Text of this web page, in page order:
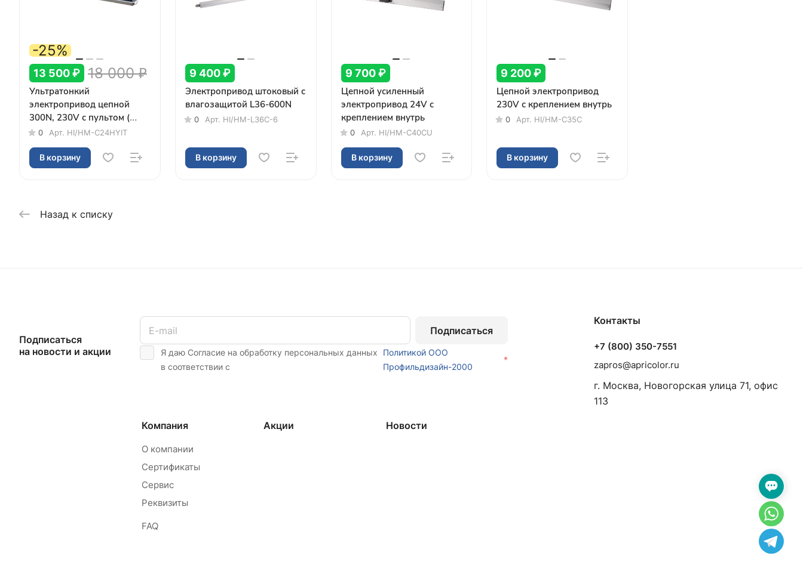
-25%
13 500 ₽ 18 000 ₽
Ультратонкий
электропривод цепной
300N, 230V с пультом (
толщиной 24 мм)
0 Арт. HI/HM-C24HYIT
В корзину
9 400 ₽
Электропривод штоковый с
влагозащитой L36-600N
0 Арт. HI/HM-L36C-6
В корзину
9 700 ₽
Цепной усиленный
электропривод 24V с
креплением внутрь
0 Арт. HI/HM-C40CU
В корзину
9 200 ₽
Цепной электропривод
230V с креплением внутрь
0 Арт. HI/HM-C35C
В корзину
Назад к списку
Подписаться
на новости и акции
Подписаться
Я даю Согласие на обработку персональных данных
в соответствии с
Политикой ООО
Профильдизайн-2000
*
Компания
О компании
Сертификаты
Сервис
Реквизиты
FAQ
Акции Новости
Контакты
+7 (800) 350-7551
zapros@apricolor.ru
г. Москва, Новогорская улица 71, офис
113